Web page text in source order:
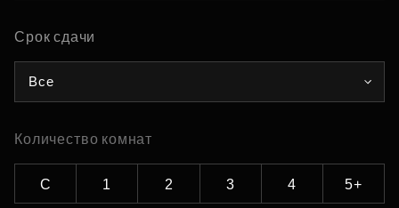
Срок сдачи
Все
Количество комнат
С 1 2 3 4 5+